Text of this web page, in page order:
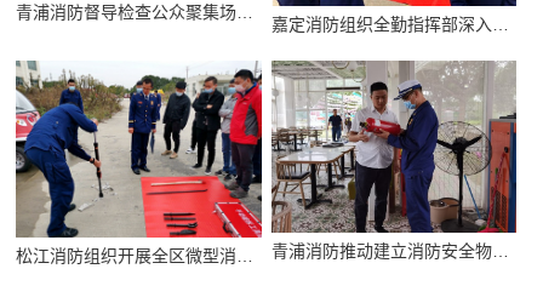
青浦消防督导检查公众聚集场所消防安全
嘉定消防组织全勤指挥部深入开展实地调研
青浦消防推动建立消防安全物业服务企业记分机制